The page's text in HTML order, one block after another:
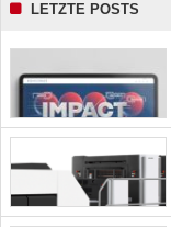
LETZTE POSTS